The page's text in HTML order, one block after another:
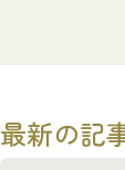
最新の記